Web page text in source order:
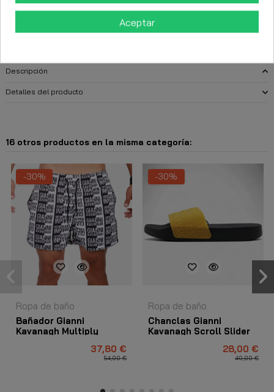
CttExpress 24/48h -
Descripción
Detalles del producto
16 otros productos en la misma categoría:
-30%
Ropa de baño
Bañador Gianni
Kavanagh Multiply
37,80 €
54,00 €
-30%
Ropa de baño
Chanclas Gianni
Kavanagh Scroll Slider
28,00 €
40,00 €
Aceptar